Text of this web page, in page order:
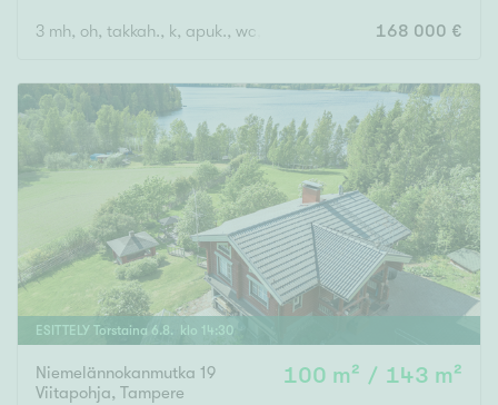
3 mh, oh, takkah., k, apuk., wc, kph, s, eteinen x 2, kuisti
168 000 €
ESITTELY Torstaina 6.8. klo 14:30
Niemelännokanmutka 19
Viitapohja, Tampere
100 m² / 143 m²